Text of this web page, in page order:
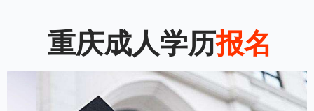
重庆成人学历报名